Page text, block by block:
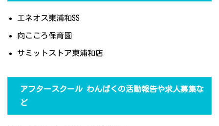
エネオス東浦和SS
向こころ保育園
サミットストア東浦和店
アフタースクール わんぱくの活動報告や求人募集な
ど